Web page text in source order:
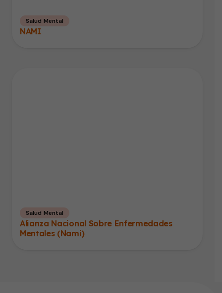
Salud Mental
NAMI
Salud Mental
Alianza Nacional Sobre Enfermedades
Mentales (Nami)